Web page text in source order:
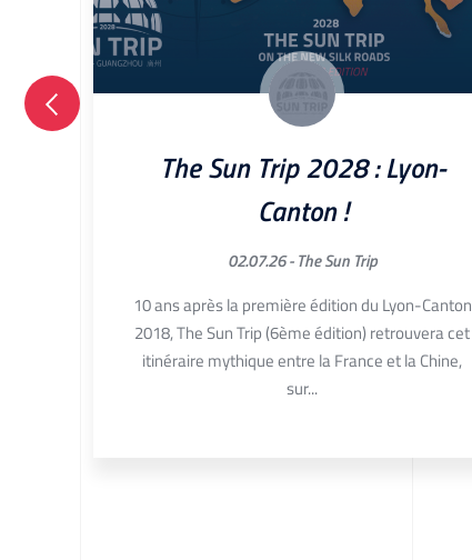
The Sun Trip 2028 : Lyon-
Canton !
02.07.26 -The Sun Trip
10 ans après la première édition du Lyon-Canton
2018, The Sun Trip (6ème édition) retrouvera cet
itinéraire mythique entre la France et la Chine,
sur...